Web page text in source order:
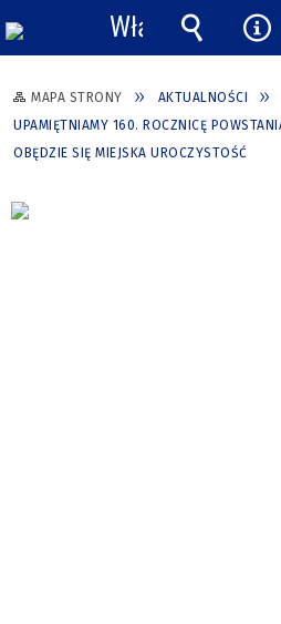
MAPA STRONY AKTUALNOŚCI
UPAMIĘTNIAMY 160. ROCZNICĘ
OBĘDZIE SIĘ MIEJSKA UROCZYSTOŚĆ
Włącz
powiadomienia